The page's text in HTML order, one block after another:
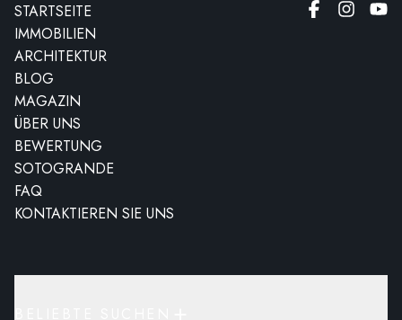
STARTSEITE
IMMOBILIEN
ARCHITEKTUR
BLOG
MAGAZIN
ÜBER UNS
BEWERTUNG
SOTOGRANDE
FAQ
KONTAKTIEREN SIE UNS